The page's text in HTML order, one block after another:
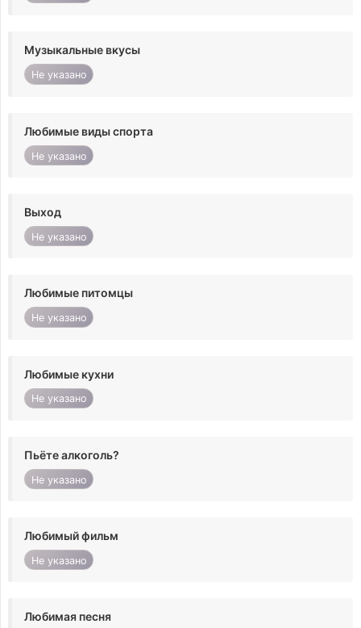
Музыкальные вкусы
Не указано
Любимые виды спорта
Не указано
Выход
Не указано
Любимые питомцы
Не указано
Любимые кухни
Не указано
Пьёте алкоголь?
Не указано
Любимый фильм
Не указано
Любимая песня